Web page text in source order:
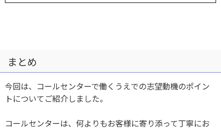
まとめ
今回は、コールセンターで働くうえでの志望動機のポイン
トについてご紹介しました。
コールセンターは、何よりもお客様に寄り添って丁寧にお